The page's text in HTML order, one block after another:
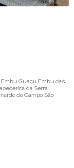
Embu Guaçu Embu das
da Serra
do Campo São